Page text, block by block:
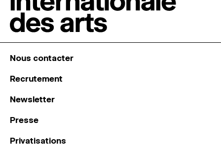
Nous contacter
Recrutement
Newsletter
Presse
Privatisations